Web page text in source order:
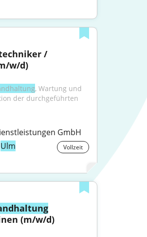
/
w/d)
, Wartung und
der durchgeführten
GmbH
Ulm Vollzeit
(m/w/d)